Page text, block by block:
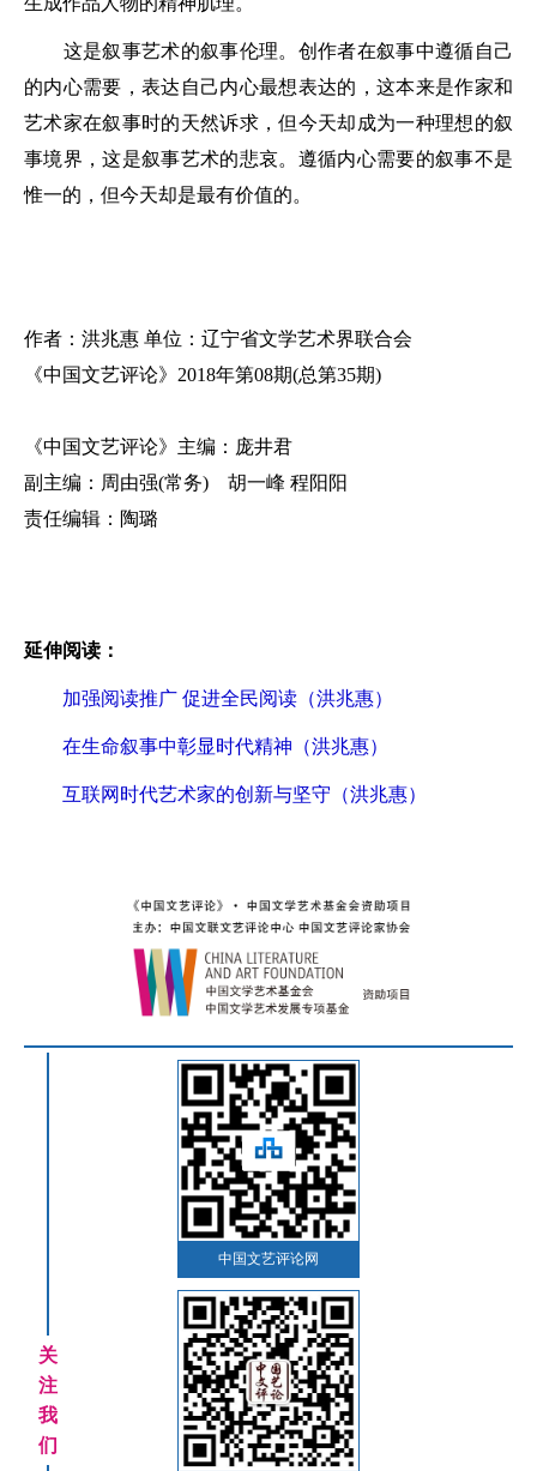
这是叙事艺术的叙事伦理。创作者在叙事中遵循自己
的内心需要，表达自己内心最想表达的，这本来是作家和
艺术家在叙事时的天然诉求，但今天却成为一种理想的叙
事境界，这是叙事艺术的悲哀。遵循内心需要的叙事不是
惟一的，但今天却是最有价值的。
作者：洪兆惠 单位：辽宁省文学艺术界联合会
《中国文艺评论》2018年第08期(总第35期)
《中国文艺评论》主编：庞井君
副主编：周由强(常务) 胡一峰 程阳阳
责任编辑：陶璐
延伸阅读：
加强阅读推广 促进全民阅读（洪兆惠）
在生命叙事中彰显时代精神（洪兆惠）
互联网时代艺术家的创新与坚守（洪兆惠）
关
注
我
们
中国文艺评论网